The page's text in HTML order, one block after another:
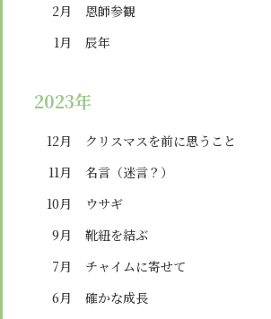
2月
恩師参観
1月
辰年
2023年
12月
クリスマスを前に思うこと
11月
名言（迷言？）
10月
ウサギ
9月
靴紐を結ぶ
7月
チャイムに寄せて
6月
確かな成長